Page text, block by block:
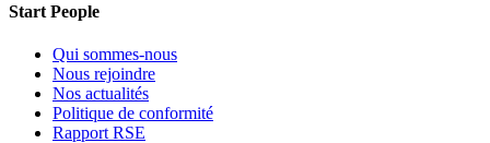
Start People
Qui sommes-nous
Nous rejoindre
Nos actualités
Politique de conformité
Rapport RSE